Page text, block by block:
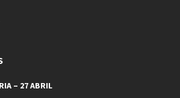
– 27 ABRIL